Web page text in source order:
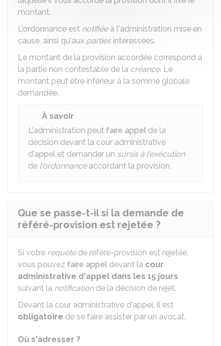
montant.
L'ordonnance est notifiéeà l'administration mise en
cause, ainsi qu'aux partiesintéressées.
Le montant de la provision accordée correspond à
la partie non contestable de la créance. Le
montant peut être inférieur à la somme globale
demandée.
À savoir
L'administration peut faire appel de la
décision devant la cour administrative
d'appel et demander un sursis à l'exécution
de l'ordonnanceaccordant la provision.
Que se passe-t-il si la demande de
référé-provision est rejetée ?
Si votre requêtede référé-provision est rejetée,
vous pouvez faire appel devant la cour
administrative d'appel dans les 15 jours
suivant la notificationde la décision de rejet.
Devant la cour administrative d'appel, il est
obligatoire de se faire assister par un avocat.
Où s'adresser ?